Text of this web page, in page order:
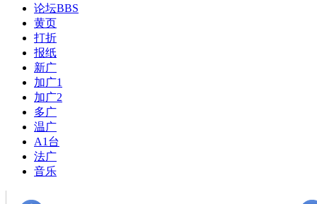
论坛BBS
黄页
打折
报纸
新广
加广1
加广2
多广
温广
A1台
法广
音乐